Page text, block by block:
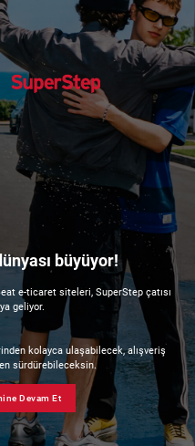
büyüyor!
e-ticaret siteleri, SuperStep çatısı
geliyor.
kolayca ulaşabilecek, alışveriş
sürdürebileceksin.
Devam Et